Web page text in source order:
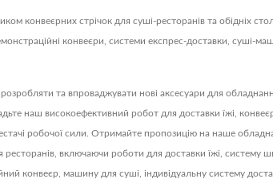
конвеєрних стрічок для суші-ресторанів та обідніх
конвеєри, системи експрес-доставки, суші-
та впроваджувати нові аксесуари для
наш високоефективний робот для доставки їжі,
робочої сили. Отримайте пропозицію на наше
включаючи роботи для доставки їжі, систему
конвеєр, машину для суші, індивідуальну систему